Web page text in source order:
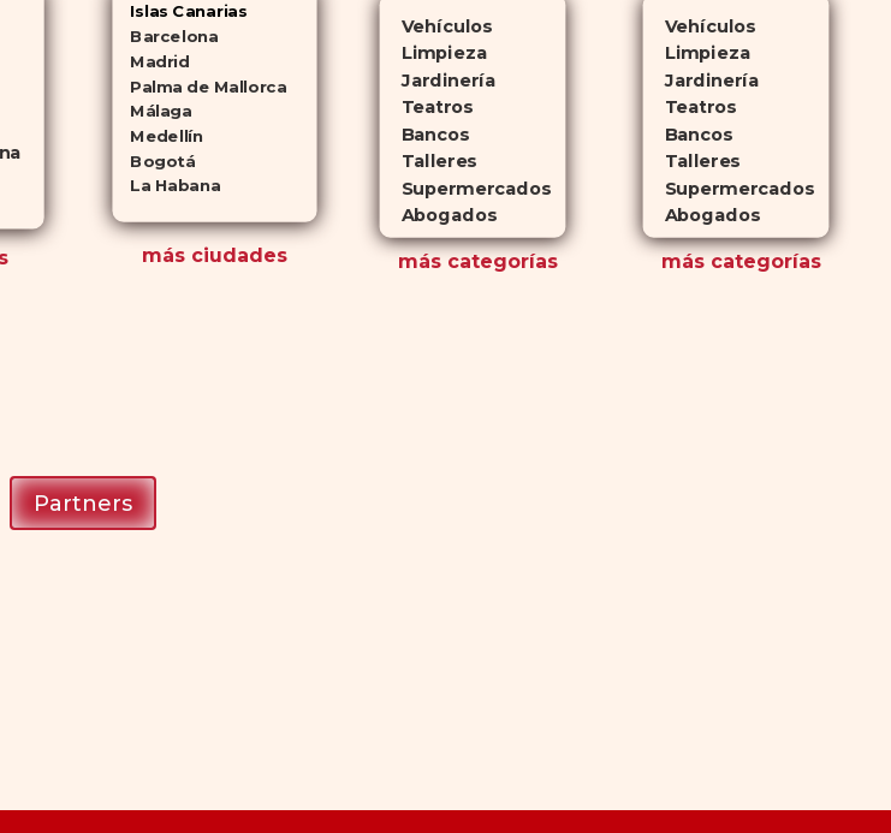
Islas Canarias
Barcelona
Madrid
Palma de Mallorca
Málaga
Medellín
Bogotá
La Habana
más ciudades
Vehículos
Limpieza
Jardinería
Teatros
Bancos
Talleres
Supermercados
Abogados
más categorías
Vehículos
Limpieza
Jardinería
Teatros
Bancos
Talleres
Supermercados
Abogados
más categorías
Partners